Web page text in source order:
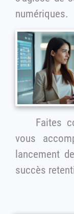
numériques.
Faites confiance
vous
lancement de produit et faire de celui-ci un
succès